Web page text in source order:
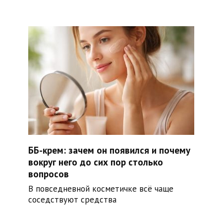
ББ-крем: зачем он появился и почему
вокруг него до сих пор столько
вопросов
В повседневной косметичке всё чаще
соседствуют средства